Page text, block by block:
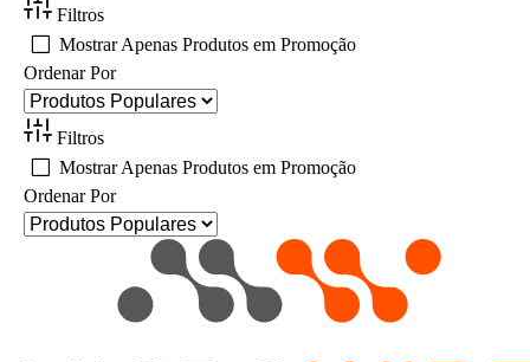
Filtros
Mostrar Apenas Produtos em Promoção
Ordenar Por
Filtros
Mostrar Apenas Produtos em Promoção
Ordenar Por